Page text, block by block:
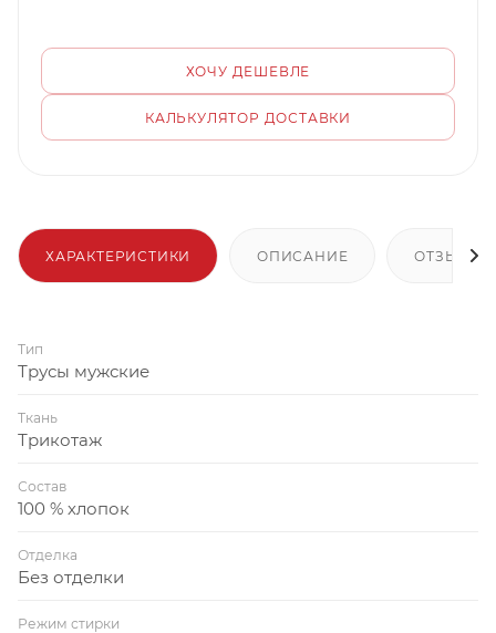
ХОЧУ ДЕШЕВЛЕ
КАЛЬКУЛЯТОР ДОСТАВКИ
ХАРАКТЕРИСТИКИ ОПИСАНИЕ ОТЗЫВЫ
Тип
Трусы мужские
Ткань
Трикотаж
Состав
100 % хлопок
Отделка
Без отделки
Режим стирки